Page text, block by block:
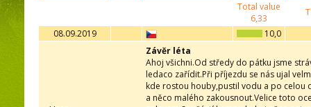
Total value
6,33
08.09.2019
10,0
Závěr léta
Ahoj všichni.Od středy do pátku jsme
ledaco zařídit.Při příjezdu se nás ujal
kde rostou houby,pustil vodu a po celou
a něco malého zakousnout.Velice toto